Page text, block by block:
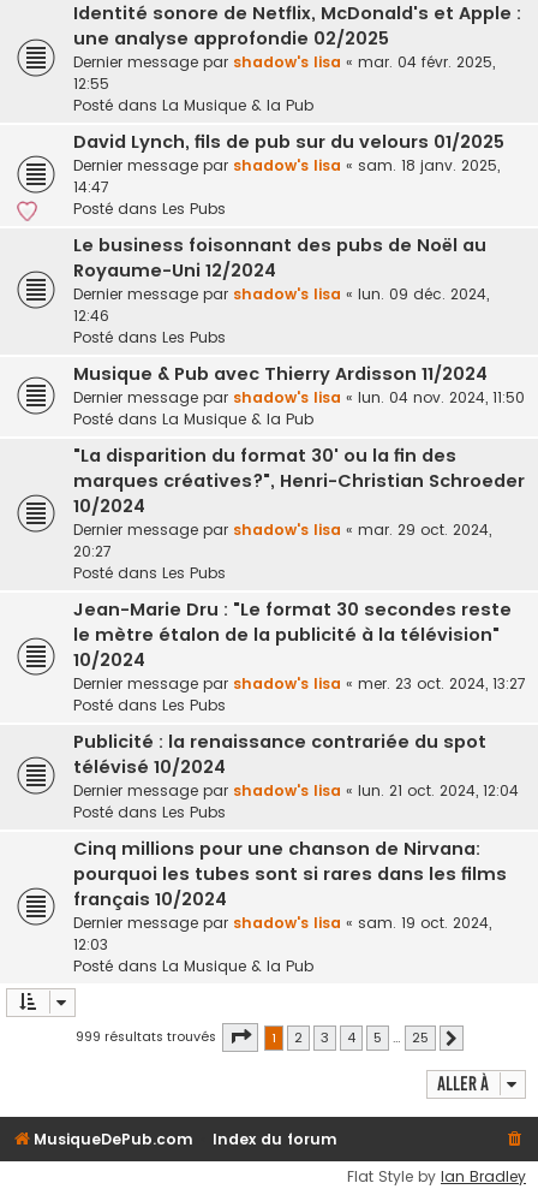
Identité sonore de Netflix, McDonald's et Apple :
une analyse approfondie 02/2025
Dernier message par shadow's lisa « mar. 04 févr. 2025,
12:55
Posté dans La Musique & la Pub
David Lynch, fils de pub sur du velours 01/2025
Dernier message par shadow's lisa « sam. 18 janv. 2025,
14:47
Posté dans Les Pubs
Le business foisonnant des pubs de Noël au
Royaume-Uni 12/2024
Dernier message par shadow's lisa « lun. 09 déc. 2024,
12:46
Posté dans Les Pubs
Musique & Pub avec Thierry Ardisson 11/2024
Dernier message par shadow's lisa « lun. 04 nov. 2024, 11:50
Posté dans La Musique & la Pub
"La disparition du format 30' ou la fin des
marques créatives?", Henri-Christian Schroeder
10/2024
Dernier message par shadow's lisa « mar. 29 oct. 2024,
20:27
Posté dans Les Pubs
Jean-Marie Dru : "Le format 30 secondes reste
le mètre étalon de la publicité à la télévision"
10/2024
Dernier message par shadow's lisa « mer. 23 oct. 2024, 13:27
Posté dans Les Pubs
Publicité : la renaissance contrariée du spot
télévisé 10/2024
Dernier message par shadow's lisa « lun. 21 oct. 2024, 12:04
Posté dans Les Pubs
Cinq millions pour une chanson de Nirvana:
pourquoi les tubes sont si rares dans les films
français 10/2024
Dernier message par shadow's lisa « sam. 19 oct. 2024,
12:03
Posté dans La Musique & la Pub
999 résultats trouvés Page 1sur25
1 2 3 4 5 … 25
Aller à
MusiqueDePub.com
Index du forum
Flat Style by Ian Bradley